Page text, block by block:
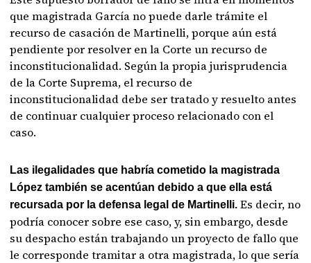
que magistrada García no puede darle trámite el
recurso de casación de Martinelli, porque aún está
pendiente por resolver en la Corte un recurso de
inconstitucionalidad. Según la propia jurisprudencia
de la Corte Suprema, el recurso de
inconstitucionalidad debe ser tratado y resuelto antes
de continuar cualquier proceso relacionado con el
caso.
Las ilegalidades que habría cometido la magistrada
López también se acentúan debido a que ella está
recursada por la defensa legal de Martinelli. Es decir, no
podría conocer sobre ese caso, y, sin embargo, desde
su despacho están trabajando un proyecto de fallo que
le corresponde tramitar a otra magistrada, lo que sería